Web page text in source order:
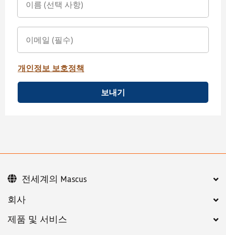
개인정보 보호정책
보내기
회사
제품 및 서비스
전세계의 Mascus